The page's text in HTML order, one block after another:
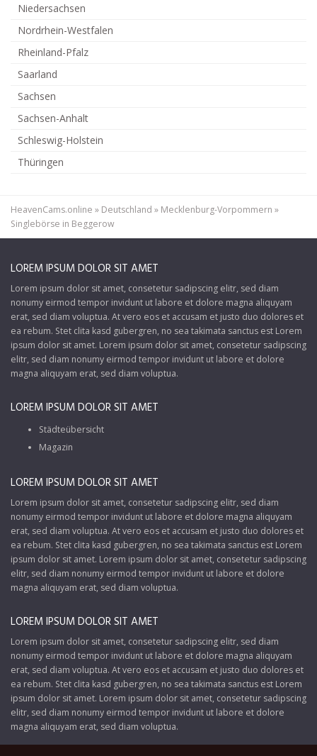
Niedersachsen
Nordrhein-Westfalen
Rheinland-Pfalz
Saarland
Sachsen
Sachsen-Anhalt
Schleswig-Holstein
Thüringen
HeavenCams.online » Deutschland » Mecklenburg-Vorpommern »
Singlebörse in Beggerow
LOREM IPSUM DOLOR SIT AMET
Lorem ipsum dolor sit amet, consetetur sadipscing elitr, sed diam
nonumy eirmod tempor invidunt ut labore et dolore magna aliquyam
erat, sed diam voluptua. At vero eos et accusam et justo duo dolores et
ea rebum. Stet clita kasd gubergren, no sea takimata sanctus est Lorem
ipsum dolor sit amet. Lorem ipsum dolor sit amet, consetetur sadipscing
elitr, sed diam nonumy eirmod tempor invidunt ut labore et dolore
magna aliquyam erat, sed diam voluptua.
LOREM IPSUM DOLOR SIT AMET
Städteübersicht
Magazin
LOREM IPSUM DOLOR SIT AMET
Lorem ipsum dolor sit amet, consetetur sadipscing elitr, sed diam
nonumy eirmod tempor invidunt ut labore et dolore magna aliquyam
erat, sed diam voluptua. At vero eos et accusam et justo duo dolores et
ea rebum. Stet clita kasd gubergren, no sea takimata sanctus est Lorem
ipsum dolor sit amet. Lorem ipsum dolor sit amet, consetetur sadipscing
elitr, sed diam nonumy eirmod tempor invidunt ut labore et dolore
magna aliquyam erat, sed diam voluptua.
LOREM IPSUM DOLOR SIT AMET
Lorem ipsum dolor sit amet, consetetur sadipscing elitr, sed diam
nonumy eirmod tempor invidunt ut labore et dolore magna aliquyam
erat, sed diam voluptua. At vero eos et accusam et justo duo dolores et
ea rebum. Stet clita kasd gubergren, no sea takimata sanctus est Lorem
ipsum dolor sit amet. Lorem ipsum dolor sit amet, consetetur sadipscing
elitr, sed diam nonumy eirmod tempor invidunt ut labore et dolore
magna aliquyam erat, sed diam voluptua.